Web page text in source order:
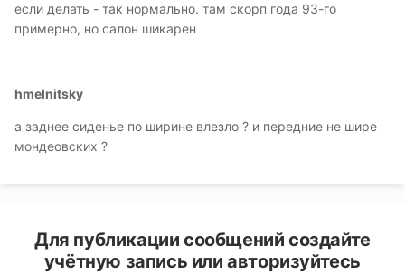
если делать - так нормально. там скорп года 93-го
примерно, но салон шикарен
hmelnitsky
а заднее сиденье по ширине влезло ? и передние не шире
мондеовских ?
Для публикации сообщений создайте
учётную запись или авторизуйтесь